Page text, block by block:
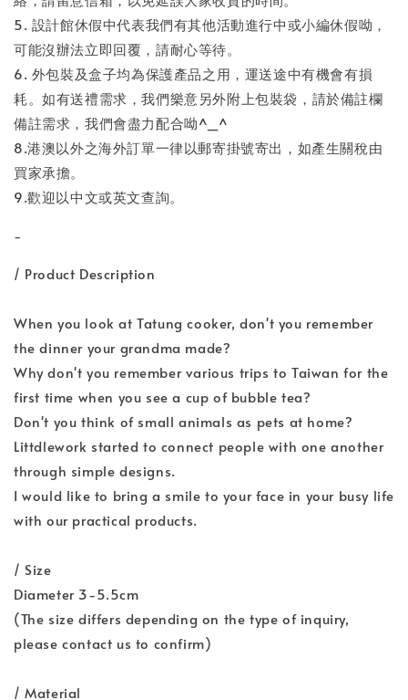
5. 設計館休假中代表我們有其他活動進行中或小編休假呦，
可能沒辦法立即回覆，請耐心等待。
6. 外包裝及盒子均為保護產品之用，運送途中有機會有損
耗。如有送禮需求，我們樂意另外附上包裝袋，請於備註欄
備註需求，我們會盡力配合呦^_^
8.港澳以外之海外訂單一律以郵寄掛號寄出，如產生關稅由
買家承擔。
9.歡迎以中文或英文查詢。
-
/ Product Description
When you look at Tatung cooker, don't you remember
the dinner your grandma made?
Why don't you remember various trips to Taiwan for the
first time when you see a cup of bubble tea?
Don't you think of small animals as pets at home?
Littdlework started to connect people with one another
through simple designs.
I would like to bring a smile to your face in your busy life
with our practical products.
/ Size
Diameter 3-5.5cm
(The size differs depending on the type of inquiry,
please contact us to confirm)
/ Material